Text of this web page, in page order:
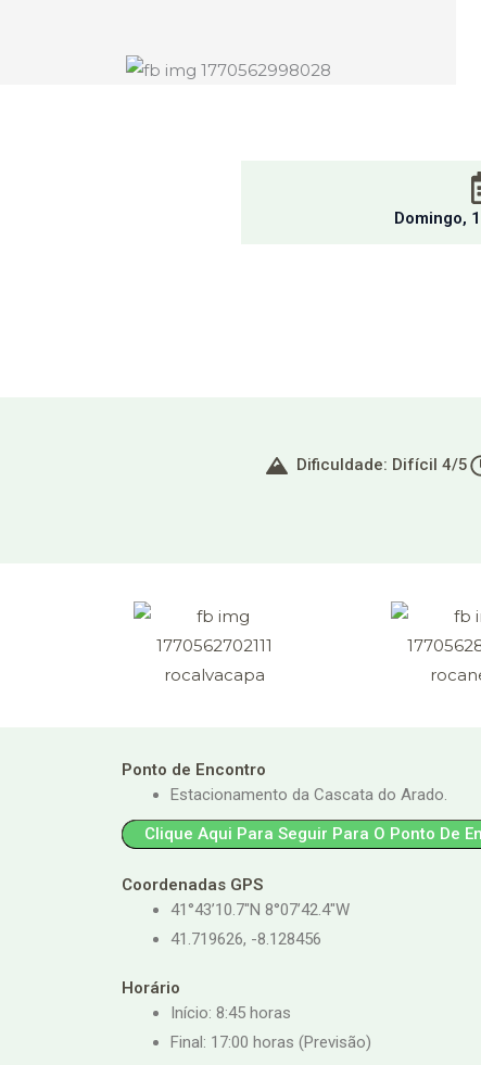
Domingo,
Dificuldade: Difícil 4/5
Ponto de Encontro
Estacionamento da Cascata do Arado.
Clique Aqui Para Seguir Para O Ponto De
Coordenadas GPS
41°43’10.7″N 8°07’42.4″W
41.719626, -8.128456
Horário
Início: 8:45 horas
Final: 17:00 horas (Previsão)